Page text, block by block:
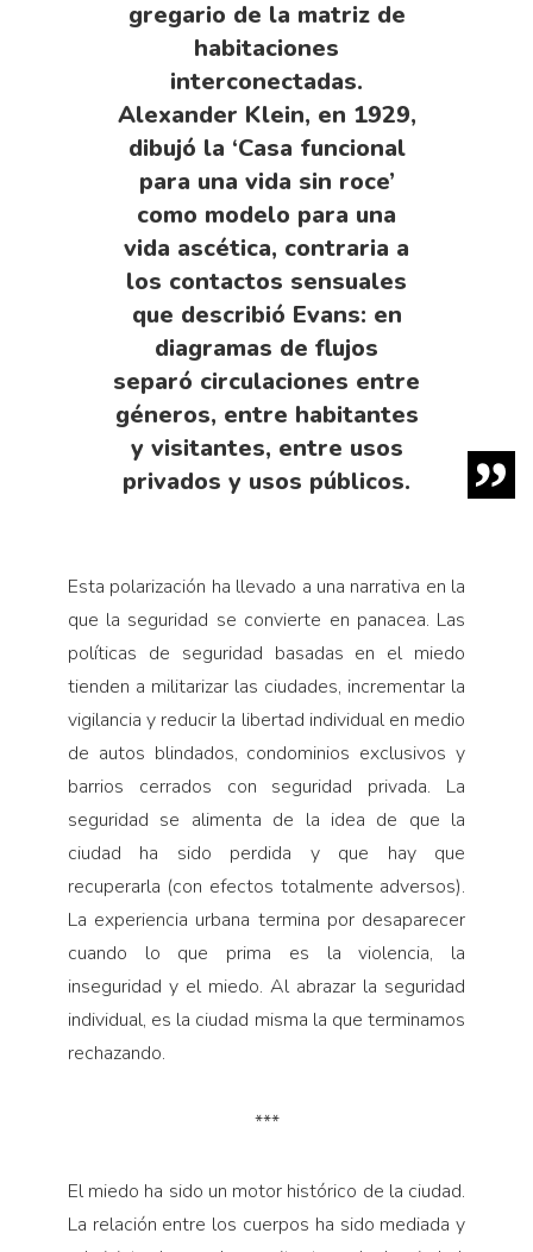
gregario de la matriz de
habitaciones
interconectadas.
Alexander Klein, en 1929,
dibujó la ‘Casa funcional
para una vida sin roce’
como modelo para una
vida ascética, contraria a
los contactos sensuales
que describió Evans: en
diagramas de flujos
separó circulaciones entre
géneros, entre habitantes
y visitantes, entre usos
privados y usos públicos.
Esta polarización ha llevado a una narrativa en la
que la seguridad se convierte en panacea. Las
políticas de seguridad basadas en el miedo
tienden a militarizar las ciudades, incrementar la
vigilancia y reducir la libertad individual en medio
de autos blindados, condominios exclusivos y
barrios cerrados con seguridad privada. La
seguridad se alimenta de la idea de que la
ciudad ha sido perdida y que hay que
recuperarla (con efectos totalmente adversos).
La experiencia urbana termina por desaparecer
cuando lo que prima es la violencia, la
inseguridad y el miedo. Al abrazar la seguridad
individual, es la ciudad misma la que terminamos
rechazando.
***
El miedo ha sido un motor histórico de la ciudad.
La relación entre los cuerpos ha sido mediada y